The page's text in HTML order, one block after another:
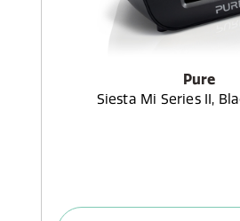
Pure
Siesta Mi Series II,